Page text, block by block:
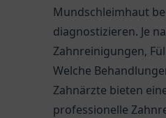
Mundschleimhaut
diagnostizieren. Je
Zahnreinigungen,
Welche
Zahnärzte bieten
professionelle